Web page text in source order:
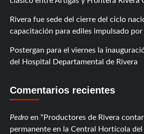
Rivera fue sede del cierre del ciclo
capacitación para ediles impulsado por
Postergan para el viernes la
del Hospital Departamental de Rivera
Comentarios recientes
Pedro en
Productores de Rivera
permanente en la Central Hortícola